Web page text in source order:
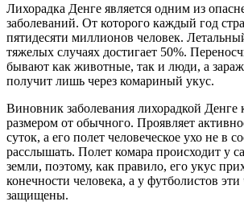
Лихорадка Денге является одним из
заболеваний. От которого каждый год
пятидесяти миллионов человек.
тяжелых случаях достигает 50%.
бывают как животные, так и люди, а
получит лишь через комариный укус.
Виновник заболевания лихорадкой Денге
размером от обычного. Проявляет
суток, а его полет человеческое ухо не в
расслышать. Полет комара происходит у
земли, поэтому, как правило, его укус
конечности человека, а у футболистов эти
защищены.